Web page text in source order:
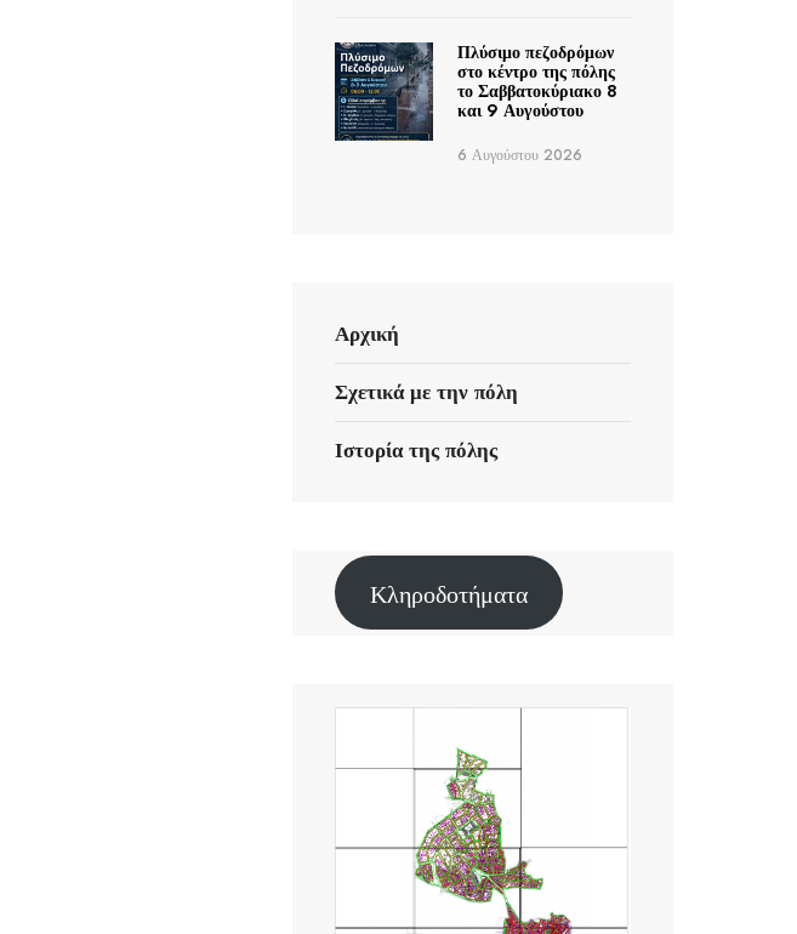
Πλύσιμο πεζοδρόμων
στο κέντρο της πόλης
το Σαββατοκύριακο 8
και 9 Αυγούστου
6 Αυγούστου 2026
Αρχική
Σχετικά με την πόλη
Ιστορία της πόλης
Κληροδοτήματα